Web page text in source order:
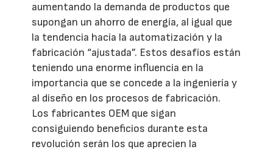
aumentando la demanda de productos que
supongan un ahorro de energía, al igual que
la tendencia hacía la automatización y la
fabricación “ajustada”. Estos desafíos están
teniendo una enorme influencia en la
importancia que se concede a la ingeniería y
al diseño en los procesos de fabricación.
Los fabricantes OEM que sigan
consiguiendo beneficios durante esta
revolución serán los que aprecien la